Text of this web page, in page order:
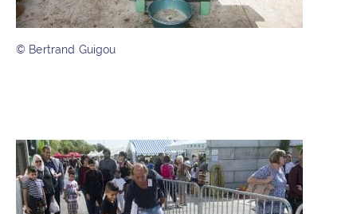
© Bertrand Guigou